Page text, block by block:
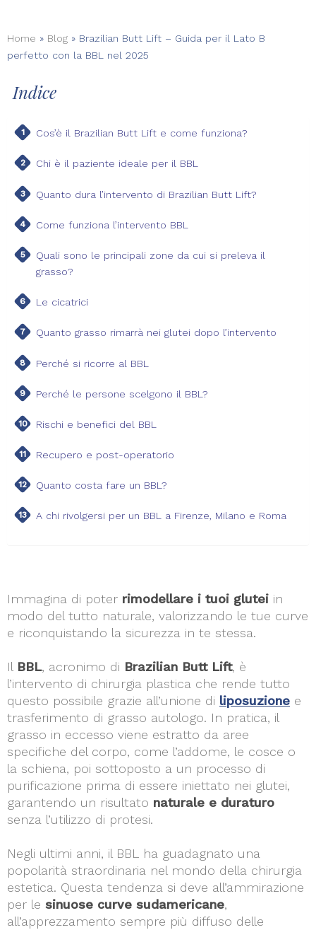
Home » Blog » Brazilian Butt Lift – Guida per il Lato B
perfetto con la BBL nel 2025
Indice
Cos’è il Brazilian Butt Lift e come funziona?
Chi è il paziente ideale per il BBL
Quanto dura l’intervento di Brazilian Butt Lift?
Come funziona l’intervento BBL
Quali sono le principali zone da cui si preleva il
grasso?
Le cicatrici
Quanto grasso rimarrà nei glutei dopo l’intervento
Perché si ricorre al BBL
Perché le persone scelgono il BBL?
Rischi e benefici del BBL
Recupero e post-operatorio
Quanto costa fare un BBL?
A chi rivolgersi per un BBL a Firenze, Milano e Roma
Immagina di poter rimodellare i tuoi glutei in
modo del tutto naturale, valorizzando le tue curve
e riconquistando la sicurezza in te stessa.
Il BBL, acronimo di Brazilian Butt Lift, è
l’intervento di chirurgia plastica che rende tutto
questo possibile grazie all’unione di liposuzione e
trasferimento di grasso autologo. In pratica, il
grasso in eccesso viene estratto da aree
specifiche del corpo, come l’addome, le cosce o
la schiena, poi sottoposto a un processo di
purificazione prima di essere iniettato nei glutei,
garantendo un risultato naturale e duraturo
senza l’utilizzo di protesi.
Negli ultimi anni, il BBL ha guadagnato una
popolarità straordinaria nel mondo della chirurgia
estetica. Questa tendenza si deve all’ammirazione
per le sinuose curve sudamericane,
all’apprezzamento sempre più diffuso delle